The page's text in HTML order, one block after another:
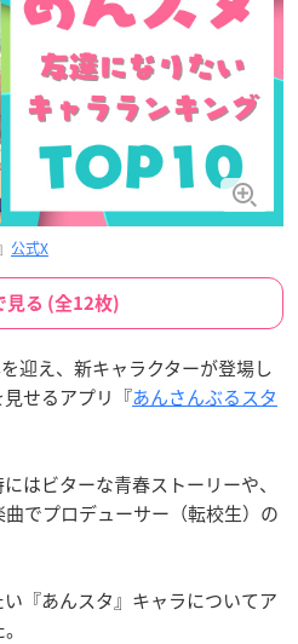
公式X
見る (全12枚)
迎え、新キャラクターが登場し
せるアプリ『あんさんぶるスタ
はビターな青春ストーリーや、
でプロデューサー（転校生）の
『あんスタ』キャラについてア